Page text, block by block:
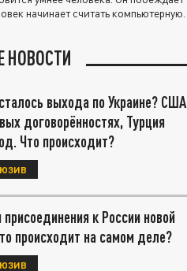
начинает считать компьютерную
НОВОСТИ
выхода по Украине? США
договорённостях, Турция
Что происходит?
к России новой
происходит на самом деле?